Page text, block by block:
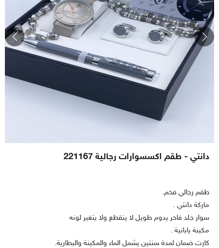
دانتي - طقم اكسسوارات رجالية 221167
طقم رجالي فخم.
ماركة دانتي .
سوار جلد فاخر يدوم طويل لا ينقطع ولا يتغير لونه
مكينة يابانية .
كارت ضمان لمدة سنتين يشمل الماء والمكينة والبطارية.